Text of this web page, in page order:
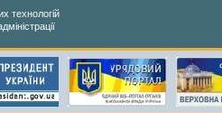
технологій